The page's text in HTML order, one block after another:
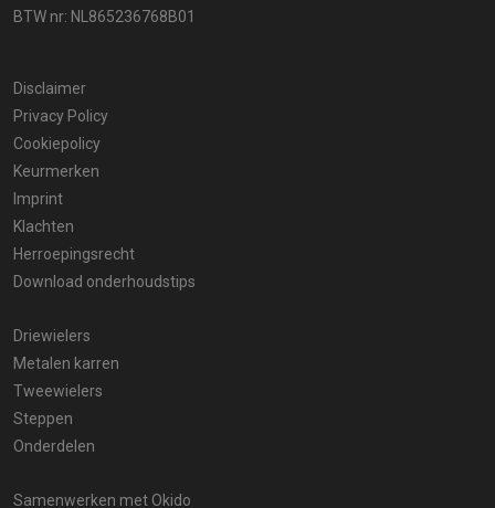
BTW nr: NL865236768B01
Disclaimer
Privacy Policy
Cookiepolicy
Keurmerken
Imprint
Klachten
Herroepingsrecht
Download onderhoudstips
Driewielers
Metalen karren
Tweewielers
Steppen
Onderdelen
Samenwerken met Okido